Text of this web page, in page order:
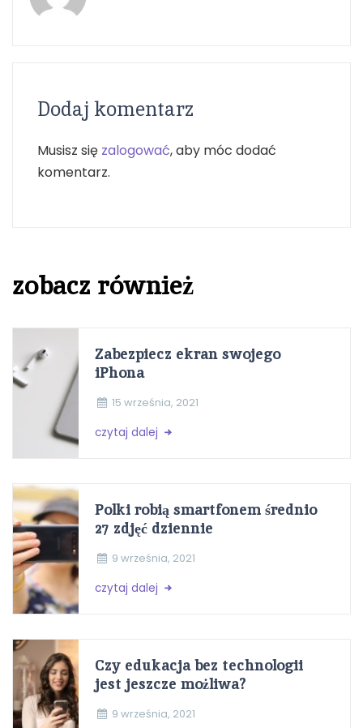
Dodaj komentarz
Musisz się zalogować, aby móc dodać
komentarz.
zobacz również
Zabezpiecz ekran swojego
iPhona
15 września, 2021
czytaj dalej
Polki robią smartfonem średnio
27 zdjęć dziennie
9 września, 2021
czytaj dalej
Czy edukacja bez technologii
jest jeszcze możliwa?
9 września, 2021